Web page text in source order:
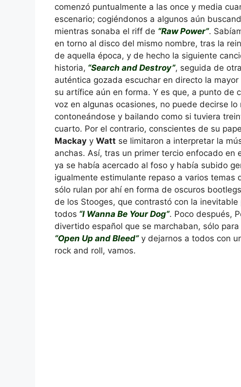
comenzó puntualmente a las once y media
escenario; cogiéndonos a algunos aún
mientras sonaba el riff de “Raw Power”.
en torno al disco del mismo nombre, tras la
de aquella época, y de hecho la siguiente
historia, “Search and Destroy”, seguida de
auténtica gozada escuchar en directo la
su artífice aún en forma. Y es que, a punto de
voz en algunas ocasiones, no puede decirse
contoneándose y bailando como si tuviera
cuarto. Por el contrario, conscientes de su
Mackay y Watt se limitaron a interpretar la
anchas. Así, tras un primer tercio enfocado
ya se había acercado al foso y había subido
igualmente estimulante repaso a varios temas
sólo rulan por ahí en forma de oscuros
de los Stooges, que contrastó con la
todos “I Wanna Be Your Dog”. Poco después,
divertido español que se marchaban, sólo
“Open Up and Bleed”y dejarnos a todos con
rock and roll, vamos.